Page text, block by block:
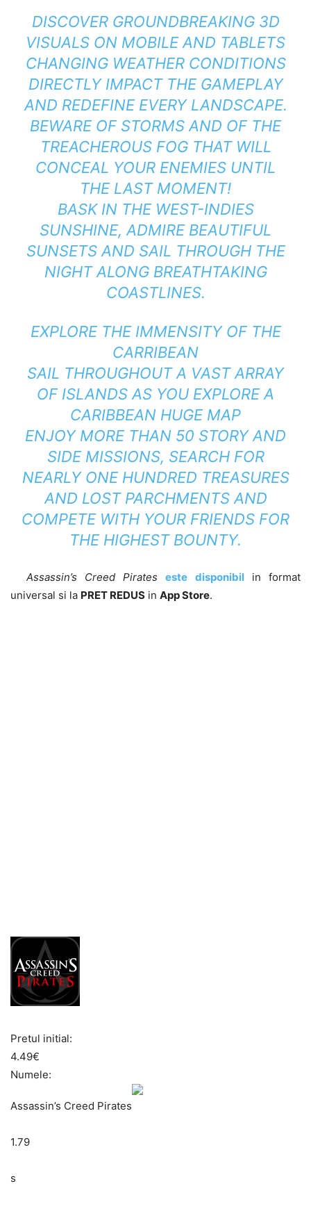
DISCOVER GROUNDBREAKING 3D
VISUALS ON MOBILE AND TABLETS
CHANGING WEATHER CONDITIONS
DIRECTLY IMPACT THE GAMEPLAY
AND REDEFINE EVERY LANDSCAPE.
BEWARE OF STORMS AND OF THE
TREACHEROUS FOG THAT WILL
CONCEAL YOUR ENEMIES UNTIL
THE LAST MOMENT!
BASK IN THE WEST-INDIES
SUNSHINE, ADMIRE BEAUTIFUL
SUNSETS AND SAIL THROUGH THE
NIGHT ALONG BREATHTAKING
COASTLINES.
EXPLORE THE IMMENSITY OF THE
CARRIBEAN
SAIL THROUGHOUT A VAST ARRAY
OF ISLANDS AS YOU EXPLORE A
CARIBBEAN HUGE MAP
ENJOY MORE THAN 50 STORY AND
SIDE MISSIONS, SEARCH FOR
NEARLY ONE HUNDRED TREASURES
AND LOST PARCHMENTS AND
COMPETE WITH YOUR FRIENDS FOR
THE HIGHEST BOUNTY.
Assassin’s Creed Pirates este disponibilin format
universal si la PRET REDUS in App Store.
Pretul initial:
4.49€
Numele:
Assassin’s Creed Pirates
1.79
s